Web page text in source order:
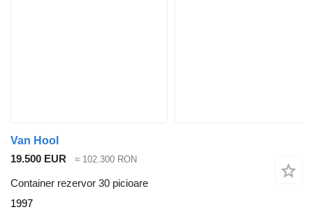
Van Hool
19.500 EUR
≈ 102.300 RON
Container rezervor 30 picioare
1997